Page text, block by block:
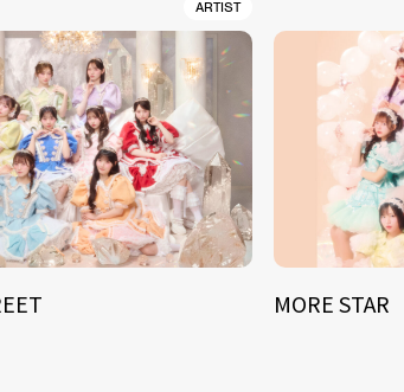
ARTIST
MORE STAR